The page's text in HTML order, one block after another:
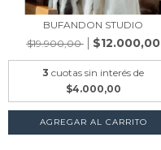
BUFANDON STUDIO
$19.900,00
$12.000,00
3 cuotas sin interés de
$4.000,00
AGREGAR AL CARRITO